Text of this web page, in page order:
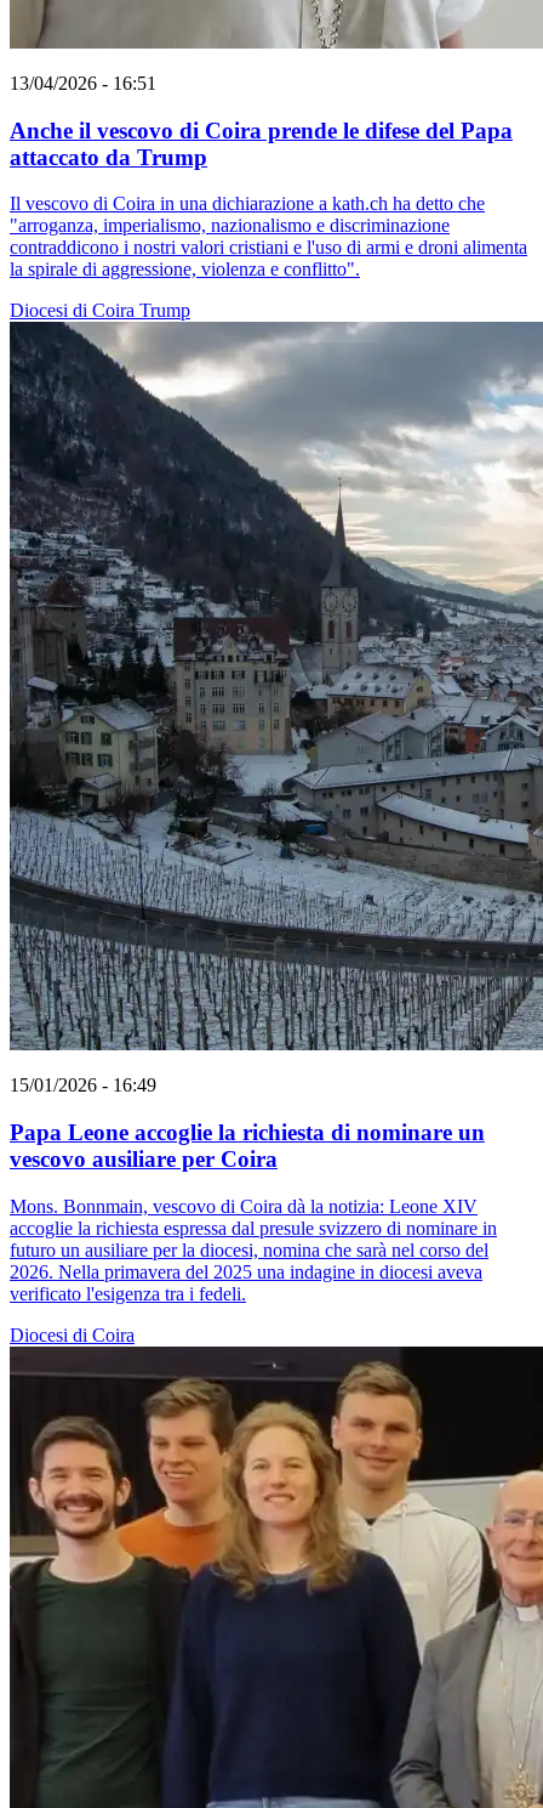
13/04/2026 - 16:51
Anche il vescovo di Coira prende le difese del Papa
attaccato da Trump
Il vescovo di Coira in una dichiarazione a kath.ch ha detto che
"arroganza, imperialismo, nazionalismo e discriminazione
contraddicono i nostri valori cristiani e l'uso di armi e droni alimenta
la spirale di aggressione, violenza e conflitto".
Diocesi di Coira Trump
15/01/2026 - 16:49
Papa Leone accoglie la richiesta di nominare un
vescovo ausiliare per Coira
Mons. Bonnmain, vescovo di Coira dà la notizia: Leone XIV
accoglie la richiesta espressa dal presule svizzero di nominare in
futuro un ausiliare per la diocesi, nomina che sarà nel corso del
2026. Nella primavera del 2025 una indagine in diocesi aveva
verificato l'esigenza tra i fedeli.
Diocesi di Coira